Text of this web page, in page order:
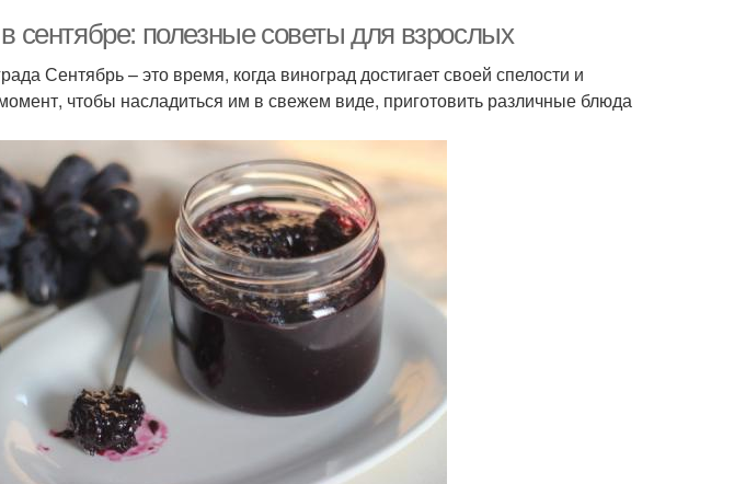
сентябре: полезные советы для взрослых
Сентябрь – это время, когда виноград достигает своей спелости и
чтобы насладиться им в свежем виде, приготовить различные блюда